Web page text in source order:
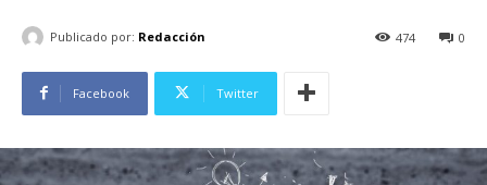
Publicado por: Redacción 0
474
Facebook Twitter